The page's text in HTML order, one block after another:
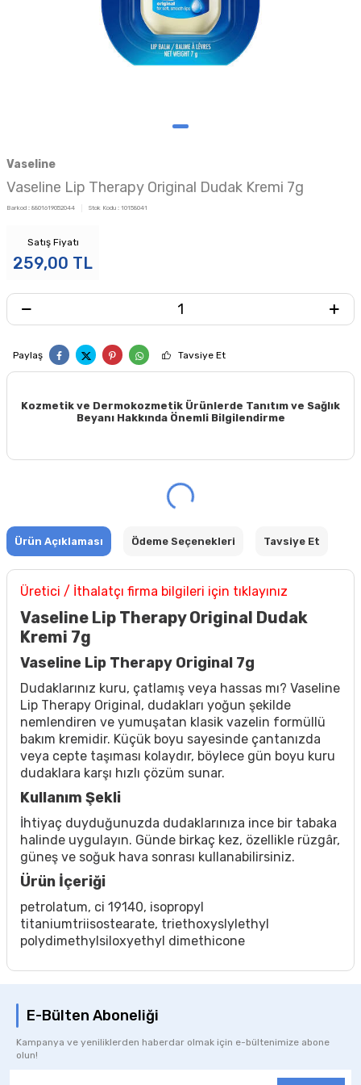
Vaseline
Vaseline Lip Therapy Original Dudak Kremi 7g
Barkod : 8801619052044 Stok Kodu : 10158041
Satış Fiyatı
259,00 TL
Paylaş Tavsiye Et
Kozmetik ve Dermokozmetik Ürünlerde Tanıtım ve Sağlık
Beyanı Hakkında Önemli Bilgilendirme
Ürün Açıklaması Ödeme Seçenekleri Tavsiye Et
Üretici / İthalatçı firma bilgileri için tıklayınız
Vaseline Lip Therapy Original Dudak
Kremi 7g
Vaseline Lip Therapy Original 7g
Dudaklarınız kuru, çatlamış veya hassas mı? Vaseline
Lip Therapy Original, dudakları yoğun şekilde
nemlendiren ve yumuşatan klasik vazelin formüllü
bakım kremidir. Küçük boyu sayesinde çantanızda
veya cepte taşıması kolaydır, böylece gün boyu kuru
dudaklara karşı hızlı çözüm sunar.
Kullanım Şekli
İhtiyaç duyduğunuzda dudaklarınıza ince bir tabaka
halinde uygulayın. Günde birkaç kez, özellikle rüzgâr,
güneş ve soğuk hava sonrası kullanabilirsiniz.
Ürün İçeriği
petrolatum, ci 19140, isopropyl
titaniumtriisostearate, triethoxyslylethyl
polydimethylsiloxyethyl dimethicone
E-Bülten Aboneliği
Kampanya ve yeniliklerden haberdar olmak için e-bültenimize abone
olun!